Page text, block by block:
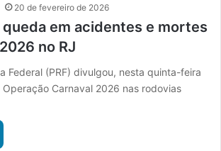
20 de fevereiro de 2026
queda em acidentes e mortes
no RJ
Federal (PRF) divulgou, nesta quinta-feira
Carnaval 2026 nas rodovias